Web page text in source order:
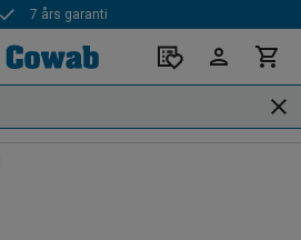
7 års garanti